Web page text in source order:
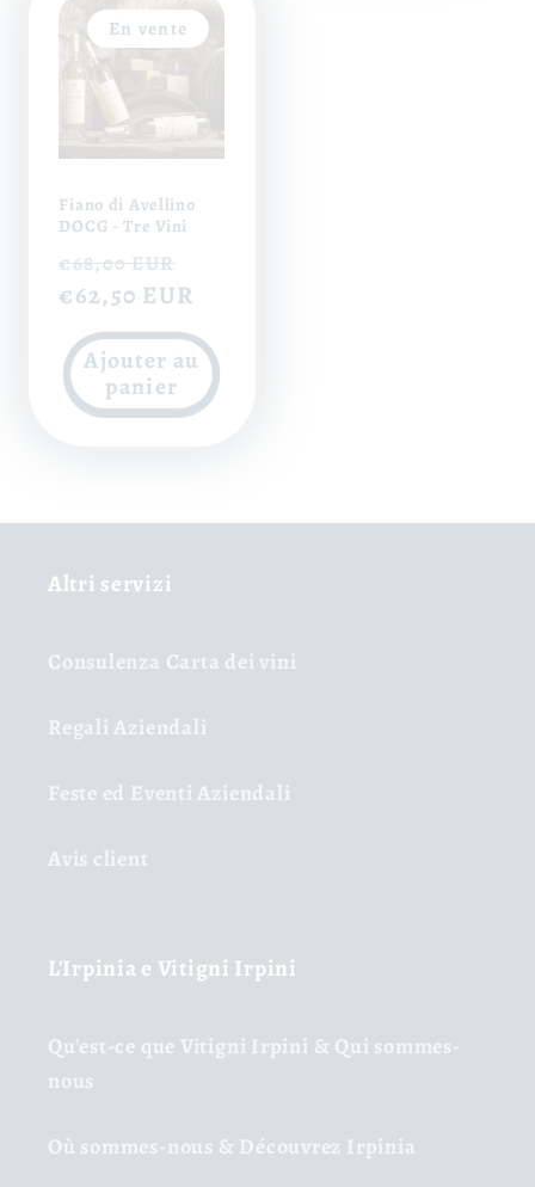
En vente
Fiano di Avellino
DOCG - Tre Vini
Prix
habituel
€68,00 EUR
soldé
€62,50 EUR
Ajouter au
panier
Altri servizi
Consulenza Carta dei vini
Regali Aziendali
Feste ed Eventi Aziendali
Avis client
L'Irpinia e Vitigni Irpini
Qu'est-ce que Vitigni Irpini & Qui sommes-
nous
Où sommes-nous & Découvrez Irpinia